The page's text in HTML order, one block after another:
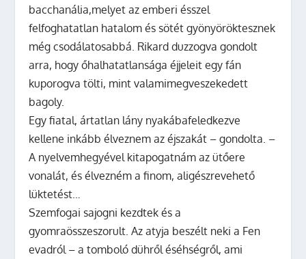
bacchanália,melyet az emberi ésszel
felfoghatatlan hatalom és sötét gyönyöröktesznek
még csodálatosabbá. Rikard duzzogva gondolt
arra, hogy őhalhatatlansága éjjeleit egy fán
kuporogva tölti, mint valamimegveszekedett
bagoly.
Egy fiatal, ártatlan lány nyakábafeledkezve
kellene inkább élveznem az éjszakát – gondolta. –
A nyelvemhegyével kitapogatnám az ütőere
vonalát, és élvezném a finom, aligészrevehető
lüktetést…
Szemfogai sajogni kezdtek és a
gyomraösszeszorult. Az atyja beszélt neki a Fen
evadról – a tomboló dühről éséhségről, ami